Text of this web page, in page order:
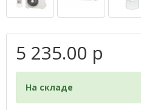
5 235.00 р
На складе